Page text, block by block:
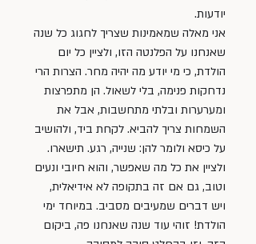
יודעות.
אני מאלה שמאמינות שצריך לחגוג כל שנה
שאנחנו על הפלנטה הזו, ולציין כל יום
הולדת, כי מי יודע מה יהיה מחר. הצרות הרי
נדחקות פנימה, בלי לשאול. הן מתפרצות
ומערערות ובלתי מתחשבות, אבל את
השמחות צריך להביא. לקחת ביד, ולהושיב
על כיסא ולומר להן: שנייה, רגע. תישארו.
ולציין את כל מה שאפשר, והוא חיובי ונעים
וטוב, גם אם זה בתקופה לא אידיאלית,
ויש דברים שמעיבים מסביב. במיוחד ימי
הולדת! זוהי עוד שנה שאנחנו פה, ביקום